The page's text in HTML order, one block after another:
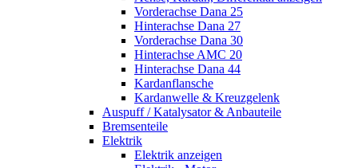
Vorderachse Dana 25
Hinterachse Dana 27
Vorderachse Dana 30
Hinterachse AMC 20
Hinterachse Dana 44
Kardanflansche
Kardanwelle & Kreuzgelenk
Auspuff / Katalysator & Anbauteile
Bremsenteile
Elektrik
Elektrik anzeigen